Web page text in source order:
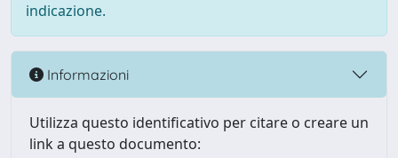
indicazione.
Informazioni
Utilizza questo identificativo per citare o creare un
link a questo documento: